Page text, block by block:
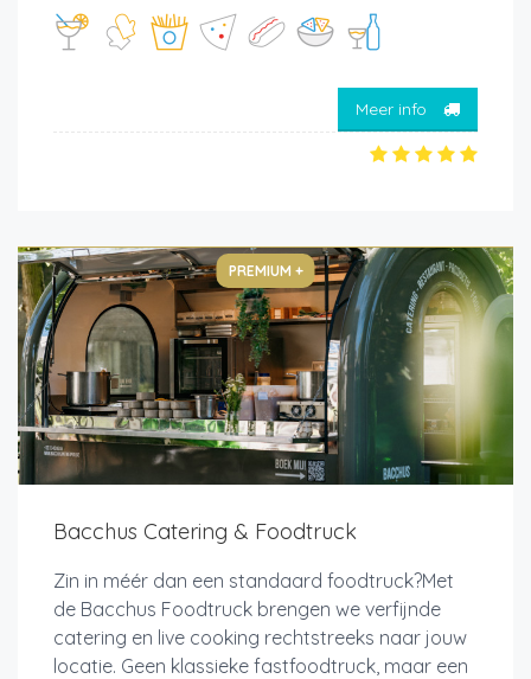
Meer info
PREMIUM +
Bacchus Catering & Foodtruck
Zin in méér dan een standaard foodtruck?Met
de Bacchus Foodtruck brengen we verfijnde
catering en live cooking rechtstreeks naar jouw
locatie. Geen klassieke fastfoodtruck, maar een